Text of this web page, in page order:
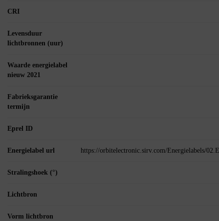
CRI
Levensduur
lichtbronnen (uur)
Waarde energielabel
nieuw 2021
Fabrieksgarantie
termijn
Eprel ID
Energielabel url https://orbitelectronic.sirv.com/Energielabels/
Stralingshoek (°)
Lichtbron
Vorm lichtbron